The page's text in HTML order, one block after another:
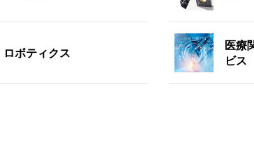
ロボティクス
医療
ビス